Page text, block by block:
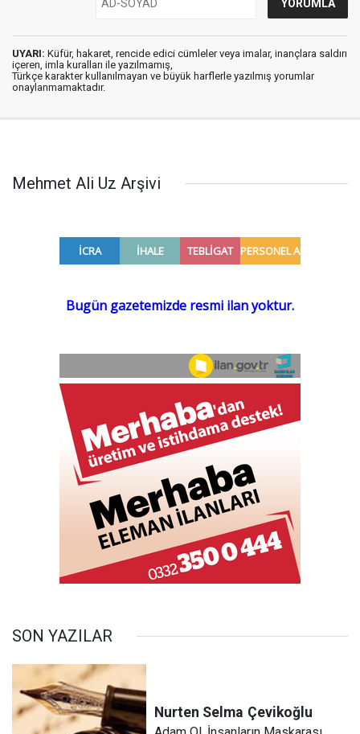
UYARI: Küfür, hakaret, rencide edici cümleler veya imalar, inançlara saldırı
içeren, imla kuralları ile yazılmamış,
Türkçe karakter kullanılmayan ve büyük harflerle yazılmış yorumlar
onaylanmamaktadır.
Mehmet Ali Uz Arşivi
SON YAZILAR
Nurten Selma Çevikoğlu